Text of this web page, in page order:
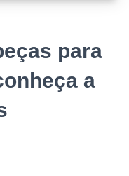
para
a